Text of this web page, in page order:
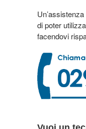
di poter
facendovi